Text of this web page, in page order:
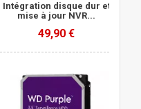
Intégration disque dur et
mise à jour NVR...
49,90 €